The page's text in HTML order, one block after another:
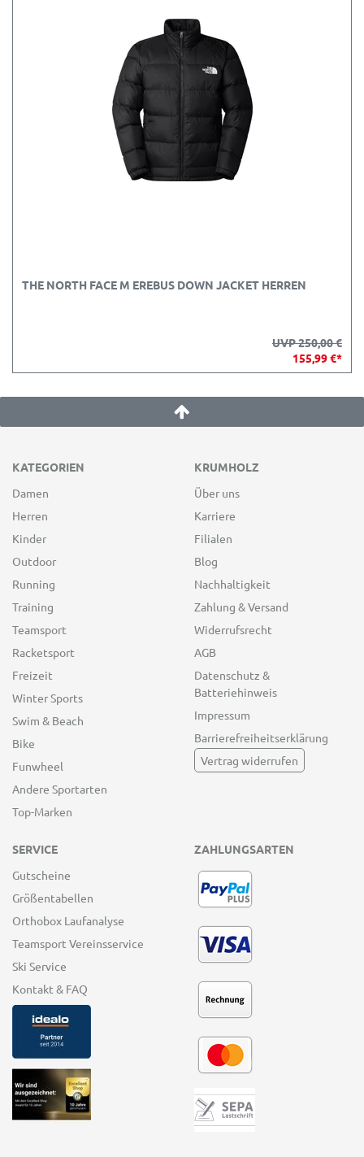
THE NORTH FACE M EREBUS DOWN JACKET HERREN
UVP 250,00 €
155,99 €*
KATEGORIEN
Damen
Herren
Kinder
Outdoor
Running
Training
Teamsport
Racketsport
Freizeit
Winter Sports
Swim & Beach
Bike
Funwheel
Andere Sportarten
Top-Marken
KRUMHOLZ
Über uns
Karriere
Filialen
Blog
Nachhaltigkeit
Zahlung & Versand
Widerrufsrecht
AGB
Datenschutz &
Batteriehinweis
Impressum
Barrierefreiheitserklärung
Vertrag widerrufen
SERVICE
Gutscheine
Größentabellen
Orthobox Laufanalyse
Teamsport Vereinsservice
Ski Service
Kontakt & FAQ
ZAHLUNGSARTEN